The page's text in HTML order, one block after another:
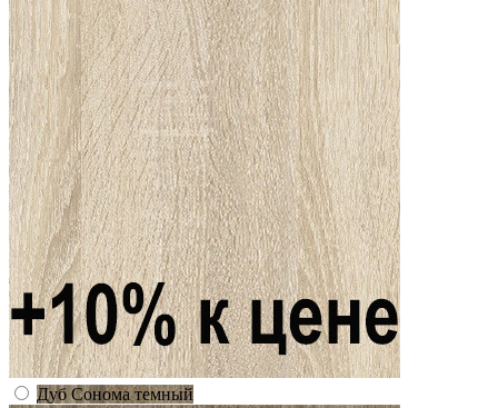
Дуб Сонома темный